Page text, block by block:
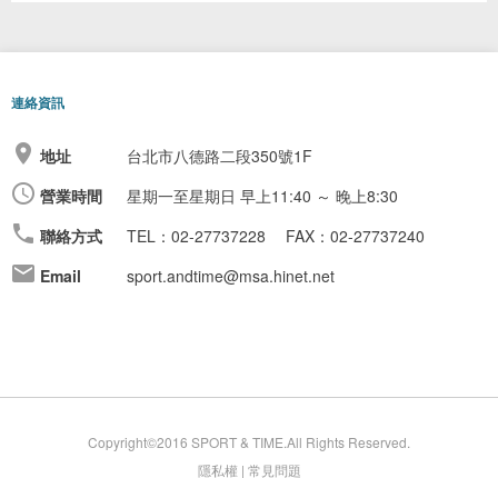
連絡資訊
地址
台北市八德路二段350號1F
營業時間
星期一至星期日 早上11:40 ～ 晚上8:30
聯絡方式
TEL：02-27737228
FAX：02-27737240
Email
sport.andtime@msa.hinet.net
Copyright©2016 SPORT & TIME.All Rights Reserved.
隱私權 | 常見問題